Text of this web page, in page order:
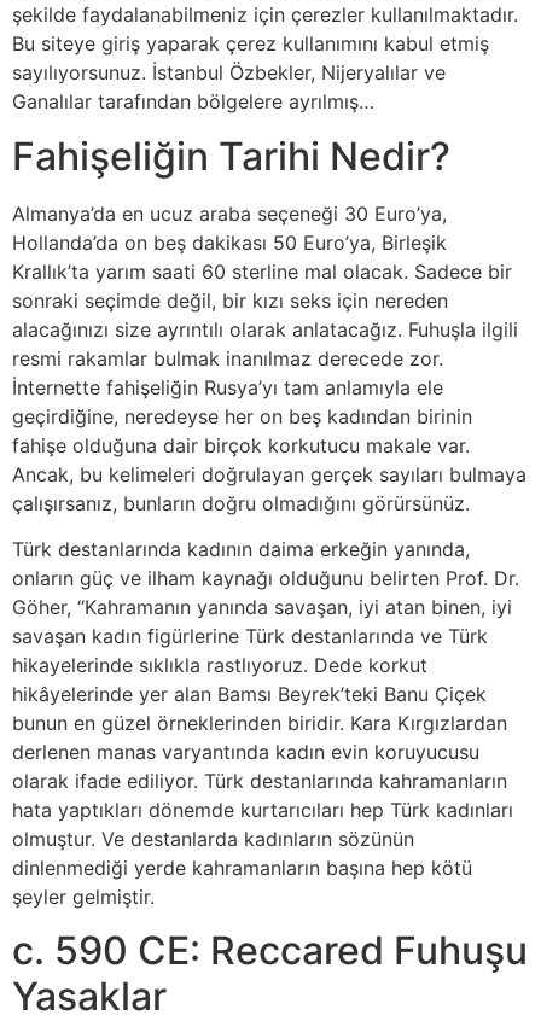
şekilde faydalanabilmeniz için çerezler kullanılmaktadır.
Bu siteye giriş yaparak çerez kullanımını kabul etmiş
sayılıyorsunuz. İstanbul Özbekler, Nijeryalılar ve
Ganalılar tarafından bölgelere ayrılmış…
Fahişeliğin Tarihi Nedir?
Almanya’da en ucuz araba seçeneği 30 Euro’ya,
Hollanda’da on beş dakikası 50 Euro’ya, Birleşik
Krallık’ta yarım saati 60 sterline mal olacak. Sadece bir
sonraki seçimde değil, bir kızı seks için nereden
alacağınızı size ayrıntılı olarak anlatacağız. Fuhuşla ilgili
resmi rakamlar bulmak inanılmaz derecede zor.
İnternette fahişeliğin Rusya’yı tam anlamıyla ele
geçirdiğine, neredeyse her on beş kadından birinin
fahişe olduğuna dair birçok korkutucu makale var.
Ancak, bu kelimeleri doğrulayan gerçek sayıları bulmaya
çalışırsanız, bunların doğru olmadığını görürsünüz.
Türk destanlarında kadının daima erkeğin yanında,
onların güç ve ilham kaynağı olduğunu belirten Prof. Dr.
Göher, “Kahramanın yanında savaşan, iyi atan binen, iyi
savaşan kadın figürlerine Türk destanlarında ve Türk
hikayelerinde sıklıkla rastlıyoruz. Dede korkut
hikâyelerinde yer alan Bamsı Beyrek’teki Banu Çiçek
bunun en güzel örneklerinden biridir. Kara Kırgızlardan
derlenen manas varyantında kadın evin koruyucusu
olarak ifade ediliyor. Türk destanlarında kahramanların
hata yaptıkları dönemde kurtarıcıları hep Türk kadınları
olmuştur. Ve destanlarda kadınların sözünün
dinlenmediği yerde kahramanların başına hep kötü
şeyler gelmiştir.
c. 590 CE: Reccared Fuhuşu
Yasaklar